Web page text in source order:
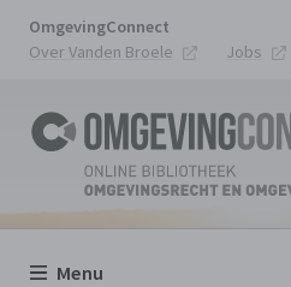
OmgevingConnect
Over Vanden Broele
Jobs
Menu